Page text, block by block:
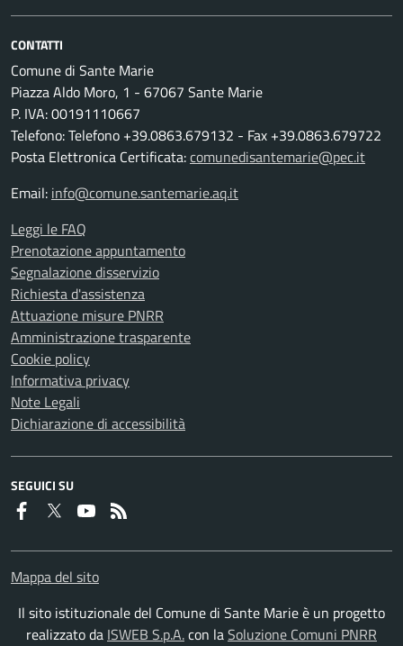
CONTATTI
Comune di Sante Marie
Piazza Aldo Moro, 1 - 67067 Sante Marie
P. IVA: 00191110667
Telefono: Telefono +39.0863.679132 - Fax +39.0863.679722
Posta Elettronica Certificata:comunedisantemarie@pec.it
Email: info@comune.santemarie.aq.it
Leggi le FAQ
Prenotazione appuntamento
Segnalazione disservizio
Richiesta d'assistenza
Attuazione misure PNRR
Amministrazione trasparente
Cookie policy
Informativa privacy
Note Legali
Dichiarazione di accessibilità
SEGUICI SU
Faceboook
Twitter Youtube
Mappa del sito
Il sito istituzionale del Comune di Sante Marie è un progetto
realizzato da ISWEB S.p.A.con laSoluzione Comuni PNRR